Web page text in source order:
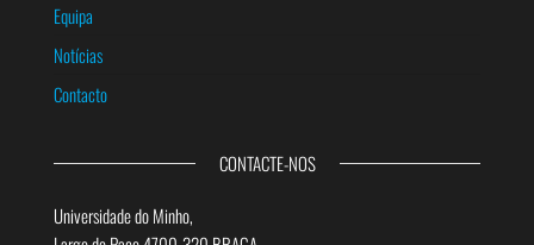
Equipa
Notícias
Contacto
CONTACTE-NOS
Universidade do Minho,